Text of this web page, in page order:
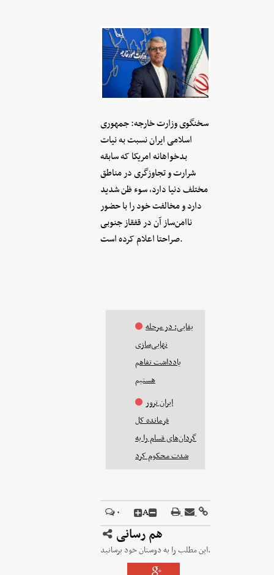
سخنگوی وزارت خارجه: جمهوری
اسلامی ایران نسبت به نیات
بدخواهانه امریکا که سابقه
شرارت و تجاوزگری در مناطق
مختلف دنیا دارد، سوء ظن شدید
دارد و مخالفت خود را با حضور
ناامن‌ساز آن در قفقاز جنوبی
صراحتا اعلام کرده‌ است.
بقایی: در مرحله
نهایی‌سازی
یادداشت تفاهم
هستیم
ایران ترور
فرمانده کل
گردان‌های قسام را به
شدت محکوم کرد
۰ A
هم رسانی
این مطلب را به دوستان خود برسانید.